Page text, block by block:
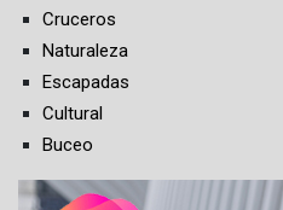
Cruceros
Naturaleza
Escapadas
Cultural
Buceo